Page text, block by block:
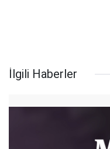
İlgili Haberler